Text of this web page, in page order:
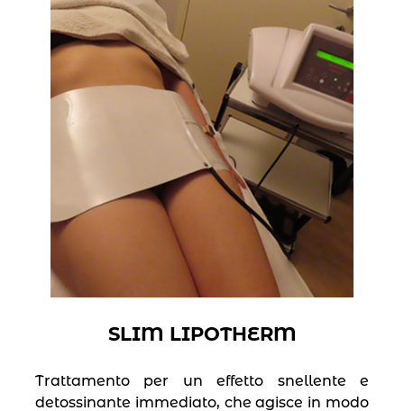
SLIM LIPOTHERM
Trattamento per un effetto snellente e
detossinante immediato, che agisce in modo